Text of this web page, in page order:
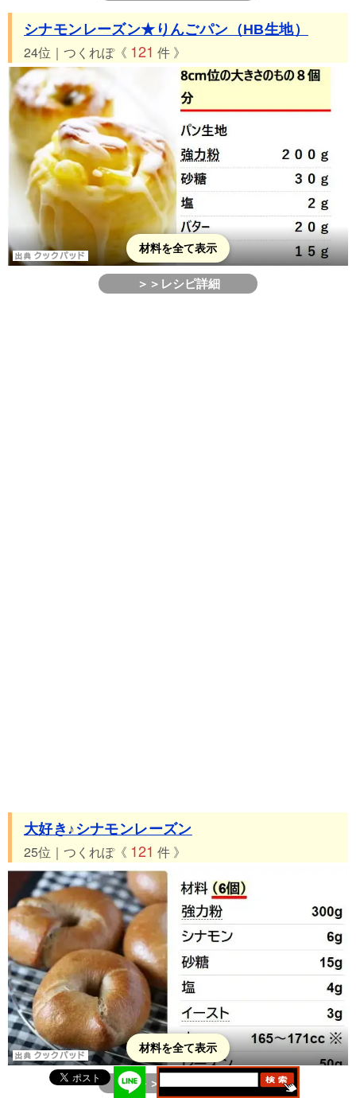
シナモンレーズン★りんごパン（HB生地）
24位｜つくれぽ《 121 件 》
材料を全て表示
＞＞レシピ詳細
大好き♪シナモンレーズン
25位｜つくれぽ《 121 件 》
材料を全て表示
＞＞レシピ詳細